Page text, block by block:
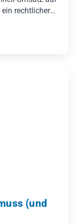
rechtlicher
Geßner
wie eine
wann sich eine
(und